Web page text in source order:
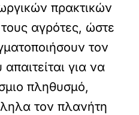
πρακτικών
αγρότες, ώστε
τον
για να
πληθυσμό,
τον πλανήτη